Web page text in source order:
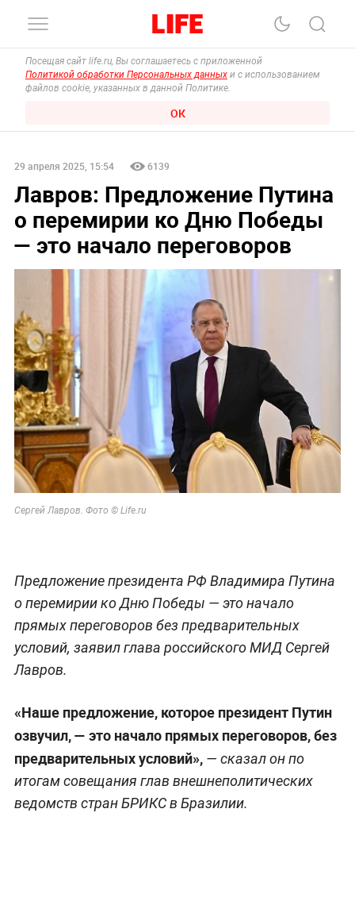
Посещая сайт life.ru, Вы соглашаетесь с приложенной
Политикой обработки Персональных данных и с использованием
файлов cookie, указанных в данной Политике.
ОК
29 апреля 2025, 15:54 6139
Лавров: Предложение Путина
о перемирии ко Дню Победы
— это начало переговоров
Сергей Лавров. Фото © Life.ru
Предложение президента РФ Владимира Путина
о перемирии ко Дню Победы — это начало
прямых переговоров без предварительных
условий, заявил глава российского МИД Сергей
Лавров.
«Наше предложение, которое президент Путин
озвучил, — это начало прямых переговоров, без
предварительных условий»,— сказал он по
итогам совещания глав внешнеполитических
ведомств стран БРИКС в Бразилии.